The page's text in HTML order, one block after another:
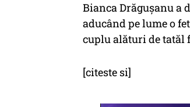
Bianca Drăguşanu a
aducând pe lume o
cuplu alături de tatăl
[citeste si]